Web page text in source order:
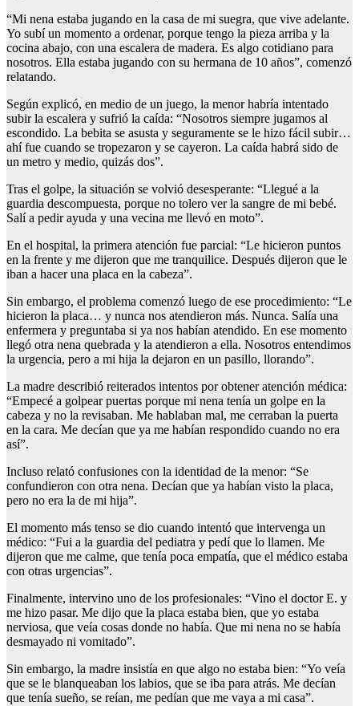
“Mi nena estaba jugando en la casa de mi suegra, que vive adelante.
Yo subí un momento a ordenar, porque tengo la pieza arriba y la
cocina abajo, con una escalera de madera. Es algo cotidiano para
nosotros. Ella estaba jugando con su hermana de 10 años”, comenzó
relatando.
Según explicó, en medio de un juego, la menor habría intentado
subir la escalera y sufrió la caída: “Nosotros siempre jugamos al
escondido. La bebita se asusta y seguramente se le hizo fácil subir…
ahí fue cuando se tropezaron y se cayeron. La caída habrá sido de
un metro y medio, quizás dos”.
Tras el golpe, la situación se volvió desesperante: “Llegué a la
guardia descompuesta, porque no tolero ver la sangre de mi bebé.
Salí a pedir ayuda y una vecina me llevó en moto”.
En el hospital, la primera atención fue parcial: “Le hicieron puntos
en la frente y me dijeron que me tranquilice. Después dijeron que le
iban a hacer una placa en la cabeza”.
Sin embargo, el problema comenzó luego de ese procedimiento: “Le
hicieron la placa… y nunca nos atendieron más. Nunca. Salía una
enfermera y preguntaba si ya nos habían atendido. En ese momento
llegó otra nena quebrada y la atendieron a ella. Nosotros entendimos
la urgencia, pero a mi hija la dejaron en un pasillo, llorando”.
La madre describió reiterados intentos por obtener atención médica:
“Empecé a golpear puertas porque mi nena tenía un golpe en la
cabeza y no la revisaban. Me hablaban mal, me cerraban la puerta
en la cara. Me decían que ya me habían respondido cuando no era
así”.
Incluso relató confusiones con la identidad de la menor: “Se
confundieron con otra nena. Decían que ya habían visto la placa,
pero no era la de mi hija”.
El momento más tenso se dio cuando intentó que intervenga un
médico: “Fui a la guardia del pediatra y pedí que lo llamen. Me
dijeron que me calme, que tenía poca empatía, que el médico estaba
con otras urgencias”.
Finalmente, intervino uno de los profesionales: “Vino el doctor E. y
me hizo pasar. Me dijo que la placa estaba bien, que yo estaba
nerviosa, que veía cosas donde no había. Que mi nena no se había
desmayado ni vomitado”.
Sin embargo, la madre insistía en que algo no estaba bien: “Yo veía
que se le blanqueaban los labios, que se iba para atrás. Me decían
que tenía sueño, se reían, me pedían que me vaya a mi casa”.